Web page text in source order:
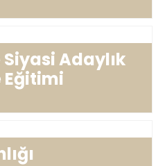
Adaylık
Eğitimi